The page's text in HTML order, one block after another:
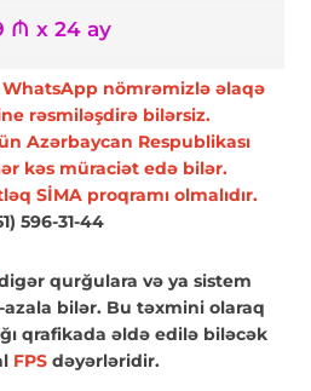
₼ x 24 ay
WhatsApp nömrəmizlə əlaqə
rəsmiləşdirə bilərsiz.
Azərbaycan Respublikası
kəs müraciət edə bilər.
SİMA proqramı olmalıdır.
596-31-44
qurğulara və ya sistem
azala bilər. Bu təxmini olaraq
qrafikada əldə edilə biləcək
FPSdəyərləridir.